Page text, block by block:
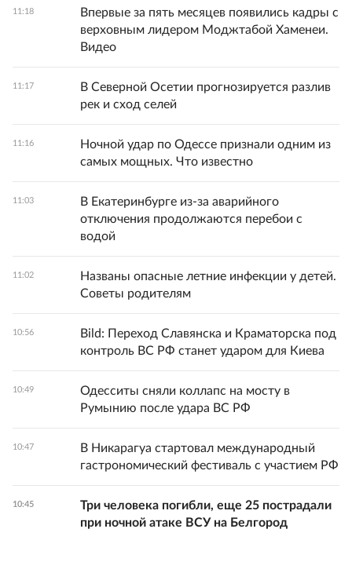
11:18
Впервые за пять месяцев появились кадры с
верховным лидером Моджтабой Хаменеи.
Видео
11:17
В Северной Осетии прогнозируется разлив
рек и сход селей
11:16
Ночной удар по Одессе признали одним из
самых мощных. Что известно
11:03
В Екатеринбурге из-за аварийного
отключения продолжаются перебои с
водой
11:02
Названы опасные летние инфекции у детей.
Советы родителям
10:56
Bild: Переход Славянска и Краматорска под
контроль ВС РФ станет ударом для Киева
10:49
Одесситы сняли коллапс на мосту в
Румынию после удара ВС РФ
10:47
В Никарагуа стартовал международный
гастрономический фестиваль с участием РФ
10:45
Три человека погибли, еще 25 пострадали
при ночной атаке ВСУ на Белгород